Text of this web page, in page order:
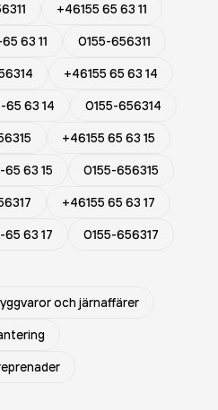
+46155 65 63 11
63 11
0155-656311
+46155 65 63 14
65 63 14
0155-656314
+46155 65 63 15
65 63 15
0155-656315
+46155 65 63 17
65 63 17 0155-656317
och järnaffärer